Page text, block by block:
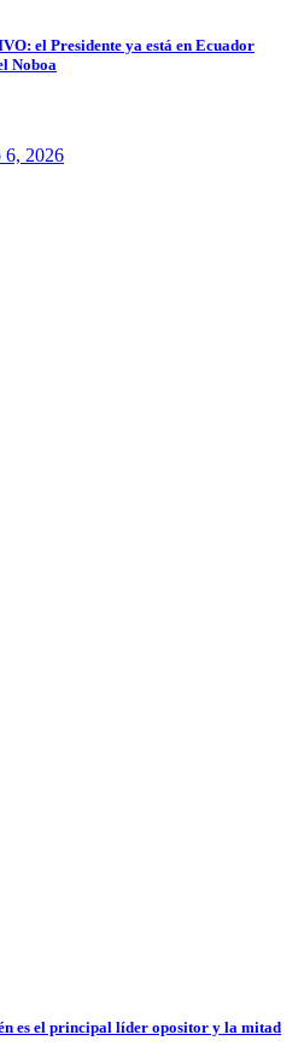
el Presidente ya está en Ecuador
Noboa
6, 2026
es el principal líder opositor y la mitad